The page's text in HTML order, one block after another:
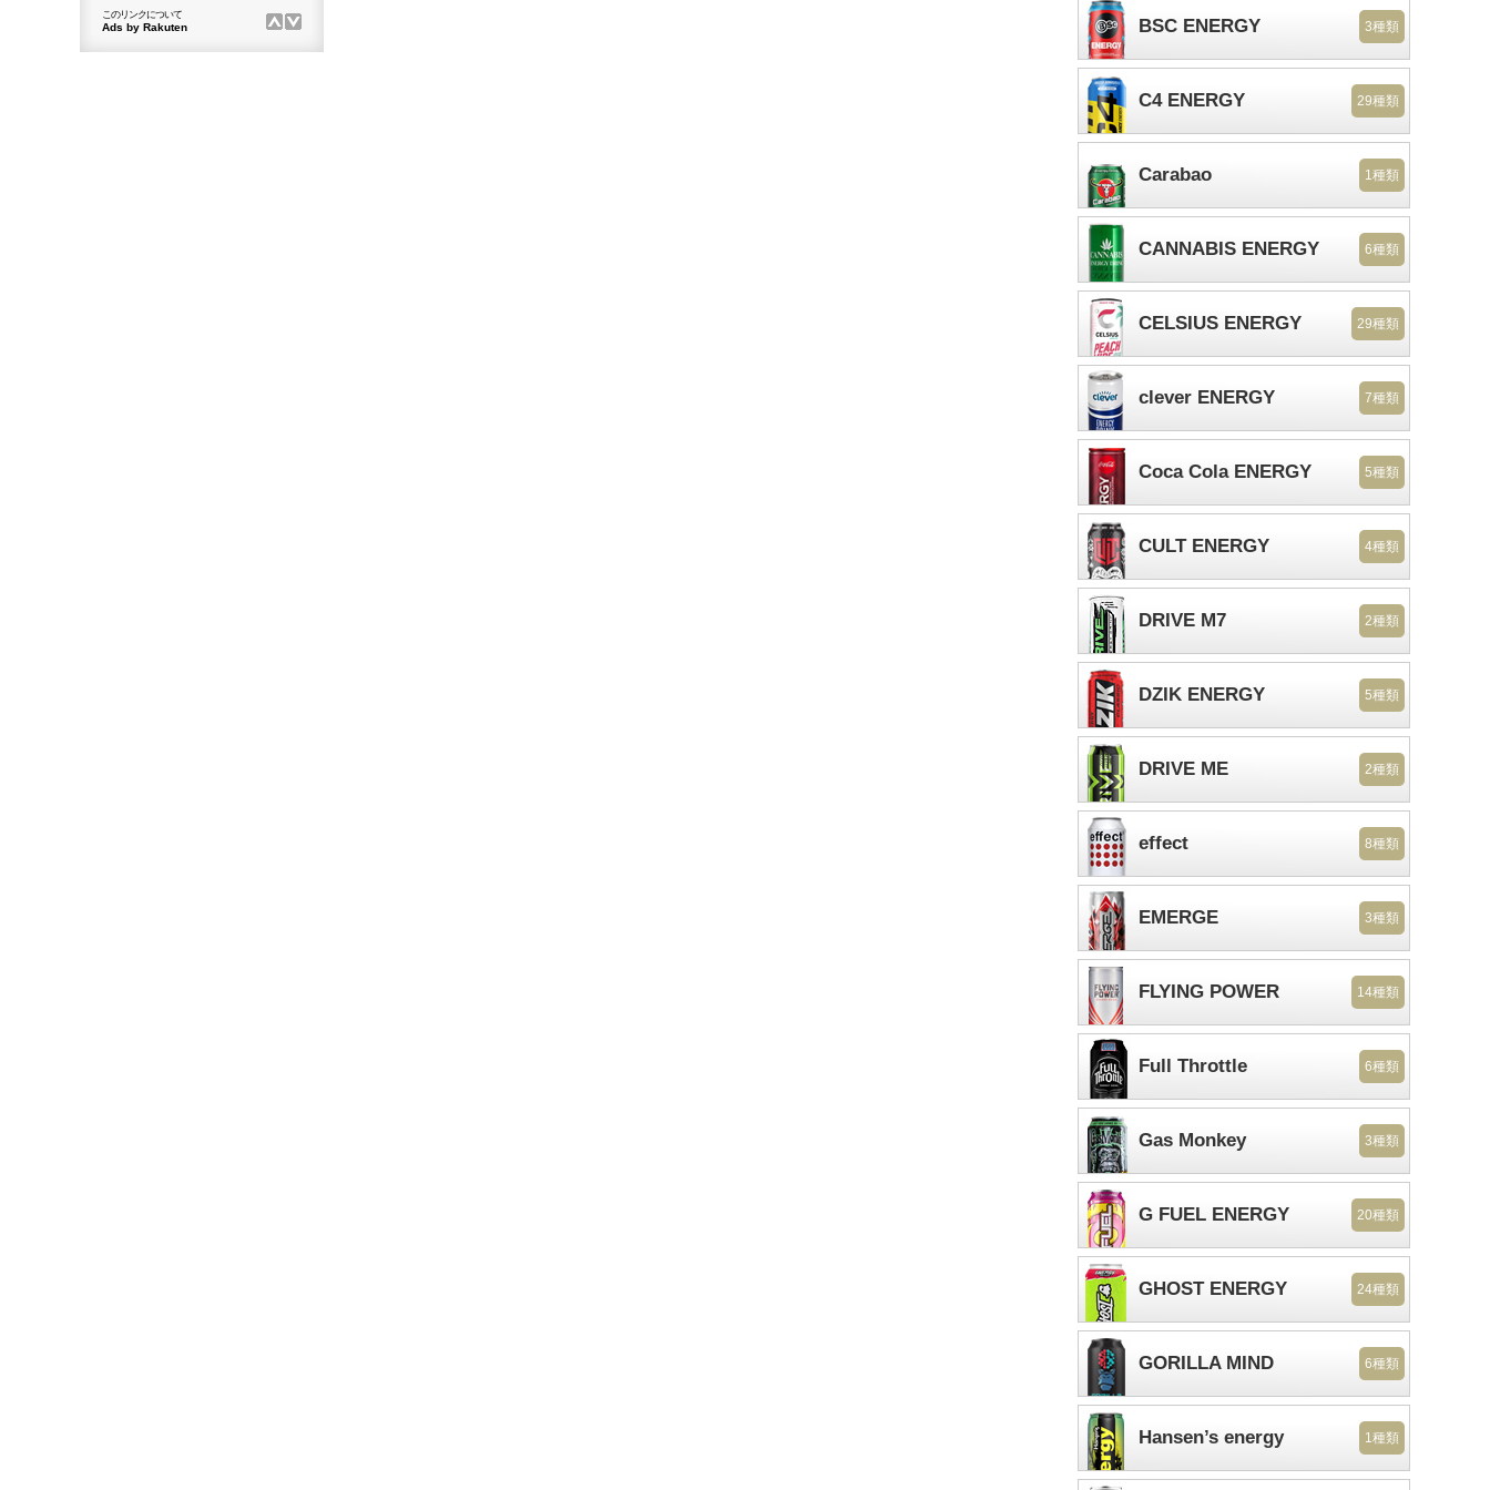
BSC ENERGY 3種類
C4 ENERGY 29種類
Carabao 1種類
CANNABIS ENERGY 6種類
CELSIUS ENERGY 29種類
clever ENERGY 7種類
Coca Cola ENERGY 5種類
CULT ENERGY 4種類
DRIVE M7 2種類
DZIK ENERGY 5種類
DRIVE ME 2種類
effect 8種類
EMERGE 3種類
FLYING POWER 14種類
Full Throttle 6種類
Gas Monkey 3種類
G FUEL ENERGY 20種類
GHOST ENERGY 24種類
GORILLA MIND 6種類
Hansen’s energy 1種類